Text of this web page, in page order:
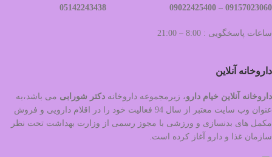
09157023060 –
ساعات پاسخگویی : 8:00 – 21:00
داروخانه آنلاین
داروخانه آنلاین خیام دارو، زیرمجموعه داروخانه دکتر شورابی می باشد،به
عنوان وب سایت معتبر از سال 94 فعالیت خود را در اقلام دارویی و فروش
مکمل های بدنسازی و ورزشی با مجوز رسمی از وزارت بهداشت تحت نظر
سازمان غذا و دارو آغاز کرده است.